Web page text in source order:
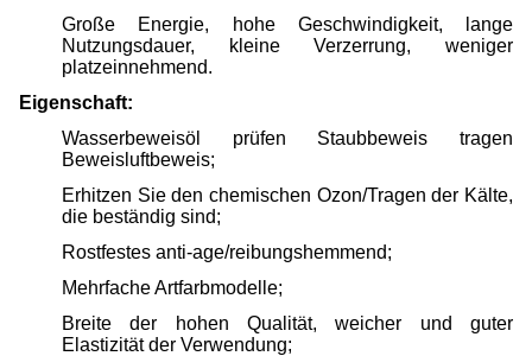
Große Energie, hohe Geschwindigkeit, lange
Nutzungsdauer, kleine Verzerrung, weniger
platzeinnehmend.
Eigenschaft:
Wasserbeweisöl prüfen Staubbeweis tragen
Beweisluftbeweis;
Erhitzen Sie den chemischen Ozon/Tragen der Kälte,
die beständig sind;
Rostfestes anti-age/reibungshemmend;
Mehrfache Artfarbmodelle;
Breite der hohen Qualität, weicher und guter
Elastizität der Verwendung;